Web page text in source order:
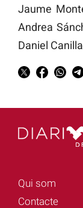
Jaume
Andrea
Daniel
Qui som
Contacte